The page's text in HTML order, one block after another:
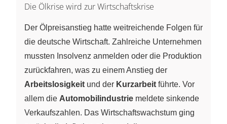
Die Ölkrise wird zur Wirtschaftskrise
Der Ölpreisanstieg hatte weitreichende Folgen für
die deutsche Wirtschaft. Zahlreiche Unternehmen
mussten Insolvenz anmelden oder die Produktion
zurückfahren, was zu einem Anstieg der
Arbeitslosigkeit und der Kurzarbeit führte. Vor
allem die Automobilindustrie meldete sinkende
Verkaufszahlen. Das Wirtschaftswachstum ging